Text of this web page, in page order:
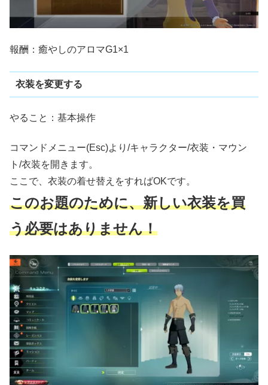
報酬：癒やしのアロマG1×1
衣装を変更する
やること：基本操作
コマンドメニュー(Esc)より/キャラクター/衣装・マウン
ト/衣装を開きます。
ここで、衣装の着せ替えをすればOKです。
このお題のために、新しい衣装を買
う必要はありません！